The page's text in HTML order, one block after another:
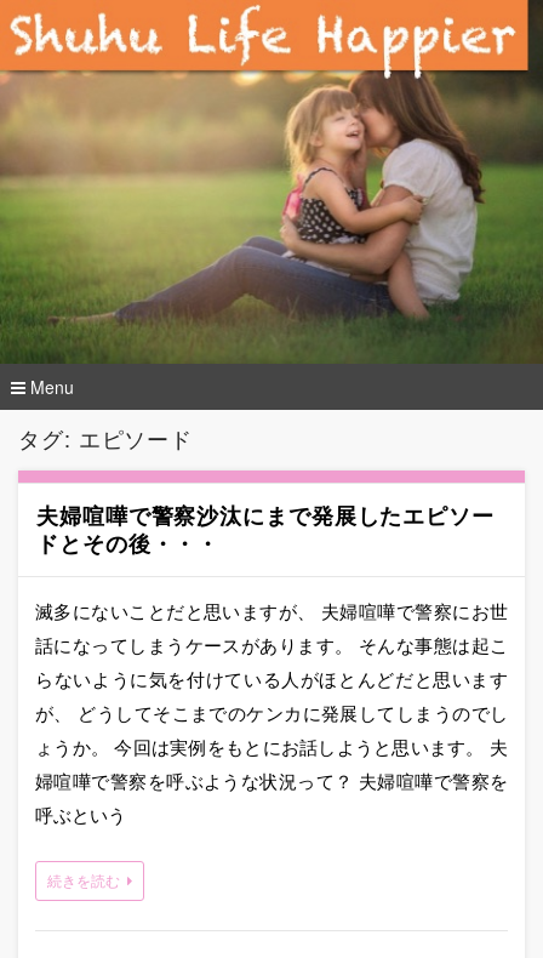
Menu
タグ: エピソード
夫婦喧嘩で警察沙汰にまで発展したエピソー
ドとその後・・・
滅多にないことだと思いますが、 夫婦喧嘩で警察にお世
話になってしまうケースがあります。 そんな事態は起こ
らないように気を付けている人がほとんどだと思います
が、 どうしてそこまでのケンカに発展してしまうのでし
ょうか。 今回は実例をもとにお話しようと思います。 夫
婦喧嘩で警察を呼ぶような状況って？ 夫婦喧嘩で警察を
呼ぶという
続きを読む